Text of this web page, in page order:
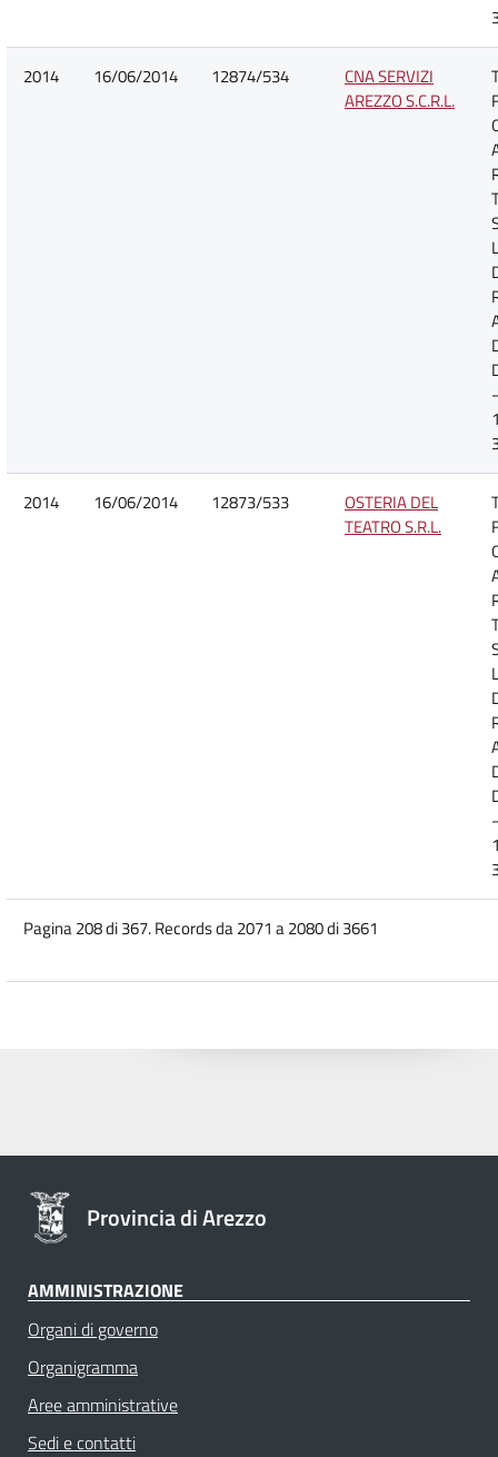
2014 16/06/2014 12874/534
CNA SERVIZI
AREZZO S.C.R.L.
2014 16/06/2014 12873/533
OSTERIA DEL
TEATRO S.R.L.
Pagina 208 di 367. Records da 2071 a 2080 di 3661
Provincia di Arezzo
AMMINISTRAZIONE
Organi di governo
Organigramma
Aree amministrative
Sedi e contatti